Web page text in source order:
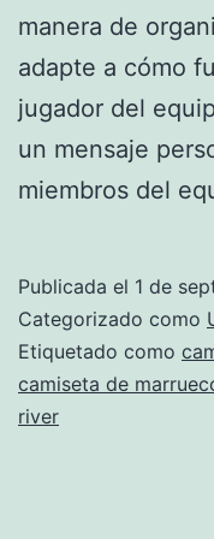
manera de
adapte a cómo
jugador del
un mensaje
miembros del
Publicada el 1 de
Categorizado como
Etiquetado como
camiseta de
river